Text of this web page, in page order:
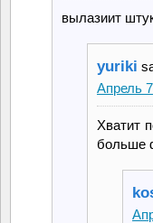
вылазиит
yuriki
Апрель
Хватит
больше